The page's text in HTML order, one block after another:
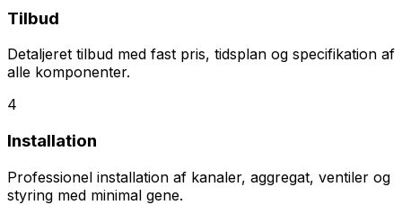
Tilbud
Detaljeret tilbud med fast pris, tidsplan og specifikation af
alle komponenter.
4
Installation
Professionel installation af kanaler, aggregat, ventiler og
styring med minimal gene.